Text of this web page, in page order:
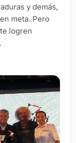
y demás,
meta. Pero
logren